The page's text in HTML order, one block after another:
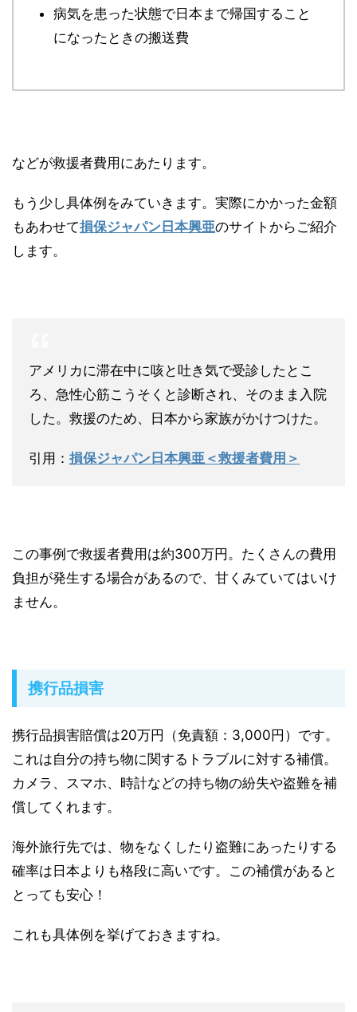
病気を患った状態で日本まで帰国すること
になったときの搬送費
などが救援者費用にあたります。
もう少し具体例をみていきます。実際にかかった金額
もあわせて損保ジャパン日本興亜のサイトからご紹介
します。
アメリカに滞在中に咳と吐き気で受診したとこ
ろ、急性心筋こうそくと診断され、そのまま入院
した。救援のため、日本から家族がかけつけた。
引用： 損保ジャパン日本興亜＜救援者費用＞
この事例で救援者費用は約300万円。たくさんの費用
負担が発生する場合があるので、甘くみていてはいけ
ません。
携行品損害
携行品損害賠償は20万円（免責額：3,000円） です。
これは自分の持ち物に関するトラブルに対する補償。
カメラ、スマホ、時計などの持ち物の紛失や盗難を補
償してくれます。
海外旅行先では、物をなくしたり盗難にあったりする
確率は日本よりも格段に高いです。この補償があると
とっても安心！
これも具体例を挙げておきますね。